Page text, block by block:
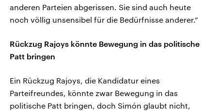
anderen Parteien abgerissen. Sie sind auch heute
noch völlig unsensibel für die Bedürfnisse anderer.“
Rückzug Rajoys könnte Bewegung in das politische
Patt bringen
Ein Rückzug Rajoys, die Kandidatur eines
Parteifreundes, könnte zwar Bewegung in das
politische Patt bringen, doch Simón glaubt nicht,